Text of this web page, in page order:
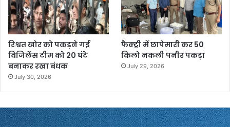
रिश्वत खोर को पकड़ने गई
विजिलेंस टीम को 20 घंटे
बनाकर रखा बंधक
July 30, 2026
फैक्ट्री में छापेमारी कर 50
किलो नकली पनीर पकड़ा
July 29, 2026